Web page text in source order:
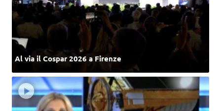
Al via il Cospar 2026 a Firenze